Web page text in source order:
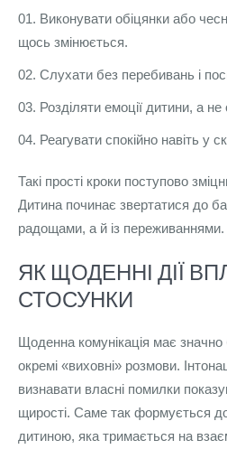
Виконувати обіцянки або
щось змінюється.
Слухати без перебивань і
Розділяти емоції дитини, а
Реагувати спокійно навіть у
Такі прості кроки поступово
Дитина починає звертатися до
радощами, а й із переживаннями.
ЯК ЩОДЕННІ ДІЇ
СТОСУНКИ
Щоденна комунікація має
окремі «виховні» розмови.
визнавати власні помилки
щирості. Саме так формується
дитиною, яка тримається на